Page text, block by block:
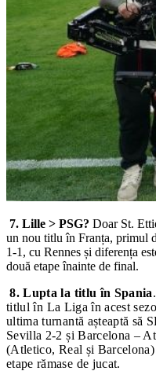
7. Lille > PSG? Doar St.
un nou titlu în Franța, primul
1-1, cu Rennes și diferența
două etape înainte de final.
8. Lupta la titlu în Spania
titlul în La Liga în acest
ultima turnantă așteaptă să
Sevilla 2-2 și Barcelona –
(Atletico, Real și Barcelona)
etape rămase de jucat.